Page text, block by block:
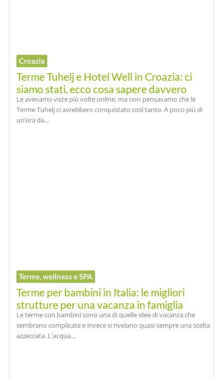
Croazia
Terme Tuhelj e Hotel Well in Croazia: ci
siamo stati, ecco cosa sapere davvero
Le avevamo viste più volte online, ma non pensavamo che le
Terme Tuhelj ci avrebbero conquistato così tanto. A poco più di
un’ora da...
Terme, wellness e SPA
Terme per bambini in Italia: le migliori
strutture per una vacanza in famiglia
Le terme con bambini sono una di quelle idee di vacanza che
sembrano complicate e invece si rivelano quasi sempre una scelta
azzeccata. L'acqua...